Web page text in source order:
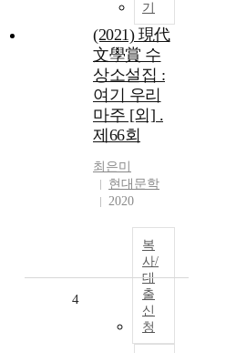
기
(2021) 現代
文學賞 수
상소설집 :
여기 우리
마주 [외] .
제66회
최은미
현대문학
2020
복
사/
대
출
신
청
4